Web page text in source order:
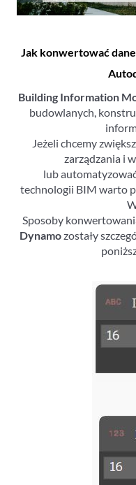
Jak konwertować
Building Information
budowlanych,
Jeżeli chcemy
zarządzania i
lub
technologii BIM warto
Sposoby
Dynamozostały